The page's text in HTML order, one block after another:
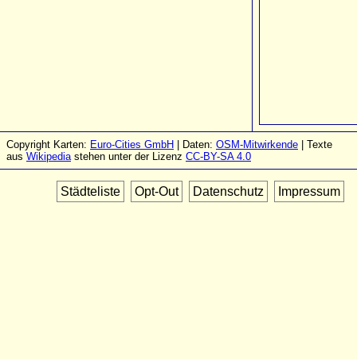
Copyright Karten: Euro-Cities GmbH | Daten: OSM-Mitwirkende | Texte
aus Wikipediastehen unter der Lizenz CC-BY-SA 4.0
Städteliste Opt-Out Datenschutz Impressum